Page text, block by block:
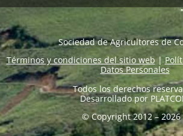
Sociedad de Agricultores de
Términos y condiciones del sitio web|
Datos Personales
Todos los derechos
Desarrollado por
© Copyright 2012 –